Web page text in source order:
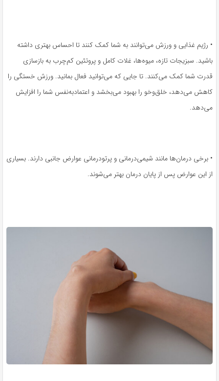
• رژیم غذایی و ورزش می‌توانند به شما کمک کنند تا احساس بهتری داشته
باشید. سبزیجات تازه، میوه‌ها، غلات کامل و پروتئین کم‌چرب به بازسازی
قدرت شما کمک می‌کنند. تا جایی که می‌توانید فعال بمانید. ورزش خستگی را
کاهش می‌دهد، خلق‌وخو را بهبود می‌بخشد و اعتمادبه‌نفس شما را افزایش
می‌دهد.
• برخی درمان‌ها مانند شیمی‌درمانی و پرتودرمانی عوارض جانبی دارند. بسیاری
از این عوارض پس از پایان درمان بهتر می‌شوند.